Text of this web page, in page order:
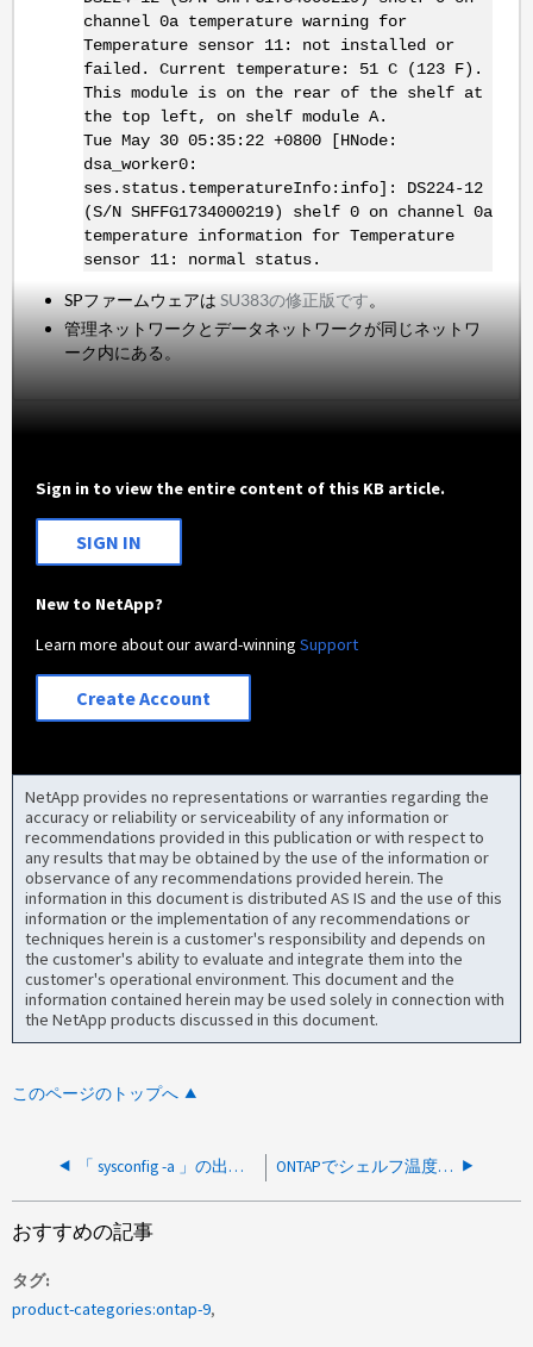
channel 0a temperature warning for
Temperature sensor 11: not installed or
failed. Current temperature: 51 C (123 F).
This module is on the rear of the shelf at
the top left, on shelf module A.
Tue May 30 05:35:22 +0800 [HNode:
dsa_worker0:
ses.status.temperatureInfo:info]: DS224-12
(S/N SHFFG1734000219) shelf 0 on channel 0a
temperature information for Temperature
sensor 11: normal status.
SPファームウェアはSU383の修正版です。
管理ネットワークとデータネットワークが同じネットワ
ーク内にある。
Sign in to view the entire content of this KB article.
SIGN IN
New to NetApp?
Learn more about our award-winningSupport
Create Account
NetApp provides no representations or warranties regarding the
accuracy or reliability or serviceability of any information or
recommendations provided in this publication or with respect to
any results that may be obtained by the use of the information or
observance of any recommendations provided herein. The
information in this document is distributed AS IS and the use of this
information or the implementation of any recommendations or
techniques herein is a customer's responsibility and depends on
the customer's ability to evaluate and integrate them into the
customer's operational environment. This document and the
information contained herein may be used solely in connection with
the NetApp products discussed in this document.
このページのトップへ
「 sysconfig -a 」の出力にシェルフスタック情報が含まれていません ONTAPでシェルフ温度センサーのアラートと自動リカバリを短時間で実行
おすすめの記事
タグ
product-categories:ontap-9